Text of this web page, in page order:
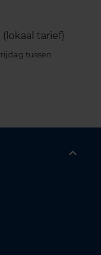
(lokaal tarief)
tussen